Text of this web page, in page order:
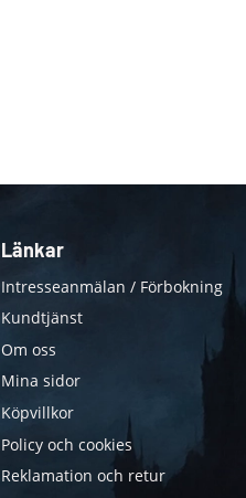
Länkar
Intresseanmälan / Förbokning
Kundtjänst
Om oss
Mina sidor
Köpvillkor
Policy och cookies
Reklamation och retur